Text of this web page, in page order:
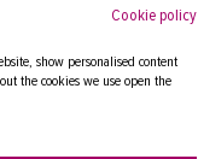
Cookie policy
show personalised content
the cookies we use open the